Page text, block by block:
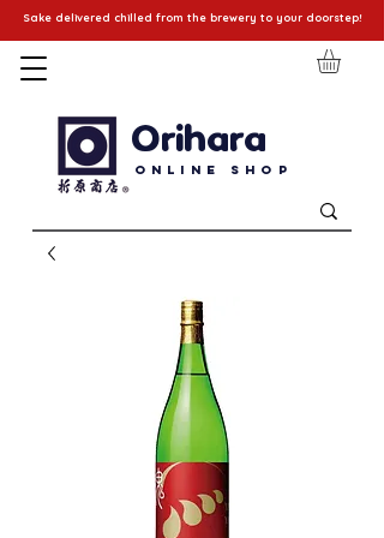
Sake delivered chilled from the brewery to your doorstep!
Orihara
Online Shop